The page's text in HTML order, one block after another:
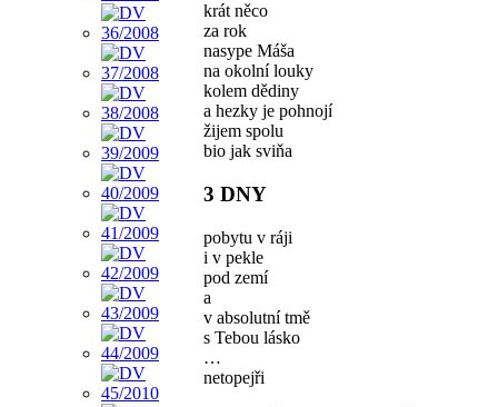
krát něco
za rok
nasype Máša
na okolní louky
kolem dědiny
a hezky je pohnojí
žijem spolu
bio jak sviňa
3 DNY
pobytu v ráji
i v pekle
pod zemí
a
v absolutní tmě
s Tebou lásko
…
netopejři